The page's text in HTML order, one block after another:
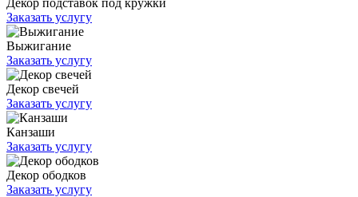
Заказать услугу
Выжигание
Заказать услугу
Декор свечей
Заказать услугу
Канзаши
Заказать услугу
Декор ободков
Заказать услугу